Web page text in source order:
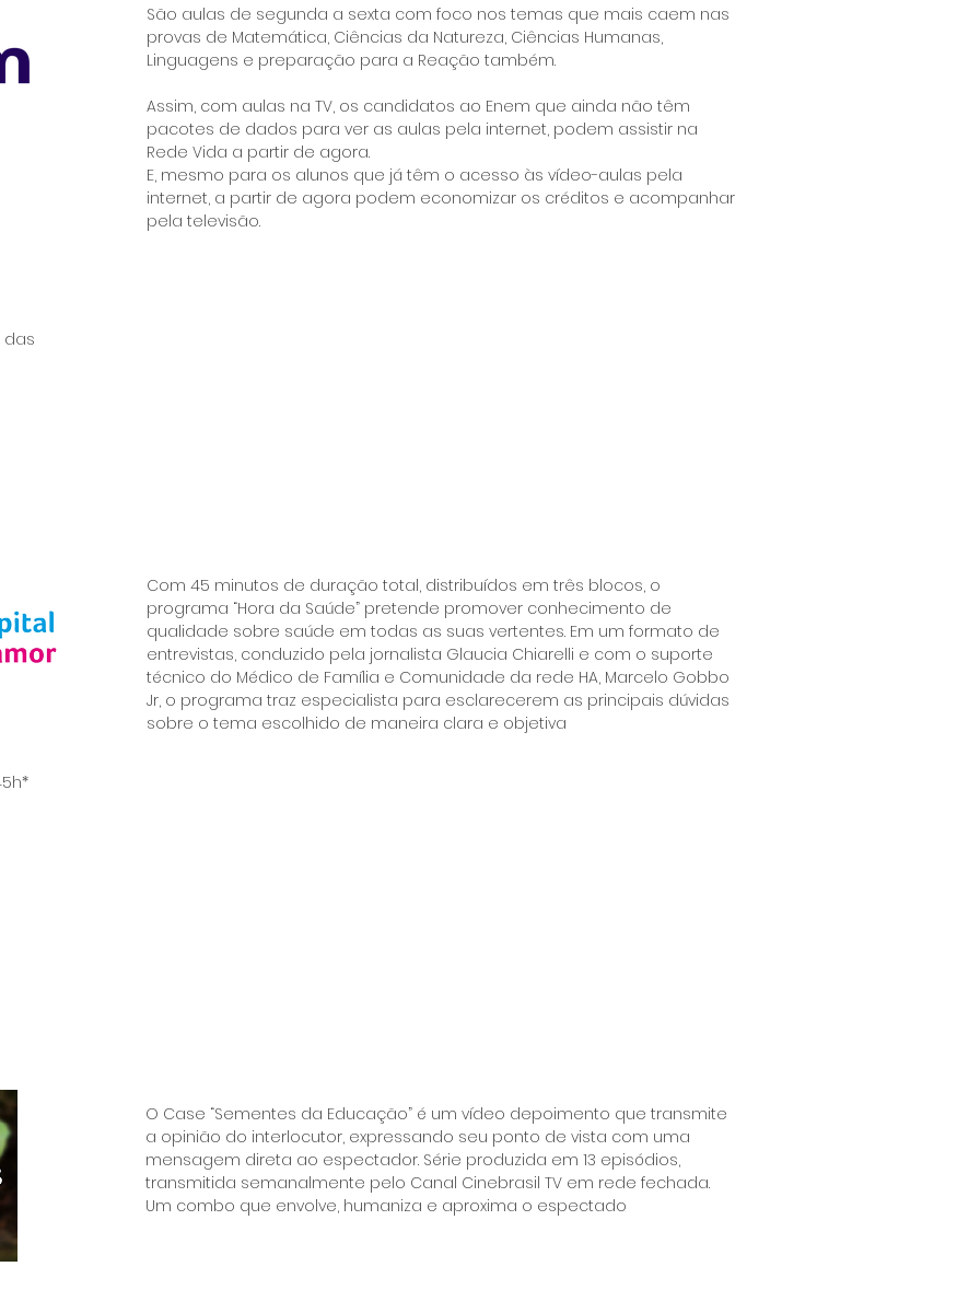
São aulas de segunda a sexta com foco nos temas que mais caem nas
provas de Matemática, Ciências da Natureza, Ciências Humanas,
Linguagens e preparação para a Reação também.
Assim, com aulas na TV, os candidatos ao Enem que ainda não têm
pacotes de dados para ver as aulas pela internet, podem assistir na
Rede Vida a partir de agora.
E, mesmo para os alunos que já têm o acesso às vídeo-aulas pela
internet, a partir de agora podem economizar os créditos e acompanhar
pela televisão.
das
Com 45 minutos de duração total, distribuídos em três blocos, o
programa “Hora da Saúde” pretende promover conhecimento de
qualidade sobre saúde em todas as suas vertentes. Em um formato de
entrevistas, conduzido pela jornalista Glaucia Chiarelli e com o suporte
técnico do Médico de Família e Comunidade da rede HA, Marcelo Gobbo
Jr, o programa traz especialista para esclarecerem as principais dúvidas
sobre o tema escolhido de maneira clara e objetiva
O Case “Sementes da Educação” é um vídeo depoimento que transmite
a opinião do interlocutor, expressando seu ponto de vista com uma
mensagem direta ao espectador. Série produzida em 13 episódios,
transmitida semanalmente pelo Canal Cinebrasil TV em rede fechada.
Um combo que envolve, humaniza e aproxima o espectado